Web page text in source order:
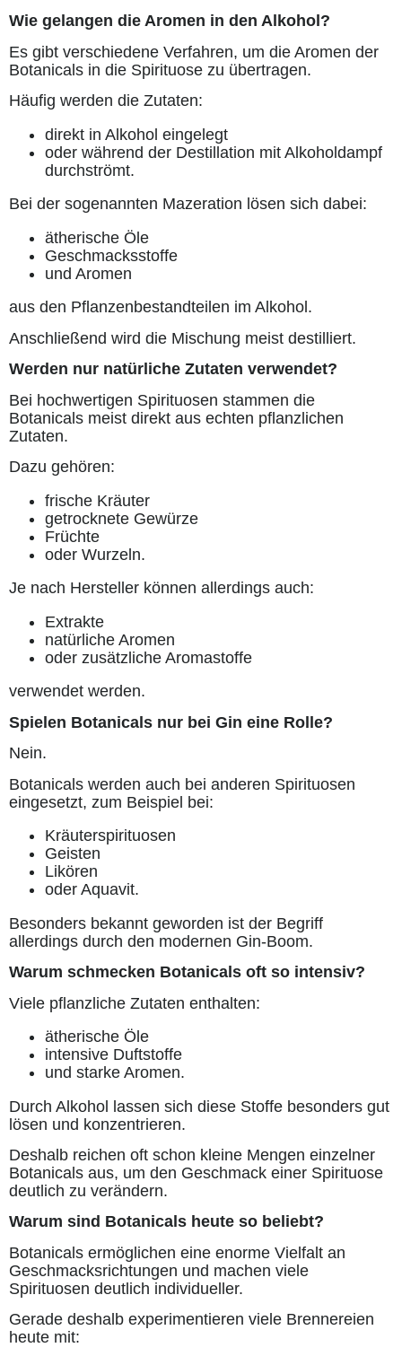
Wie gelangen die Aromen in den Alkohol?
Es gibt verschiedene Verfahren, um die Aromen der
Botanicals in die Spirituose zu übertragen.
Häufig werden die Zutaten:
direkt in Alkohol eingelegt
oder während der Destillation mit Alkoholdampf
durchströmt.
Bei der sogenannten Mazeration lösen sich dabei:
ätherische Öle
Geschmacksstoffe
und Aromen
aus den Pflanzenbestandteilen im Alkohol.
Anschließend wird die Mischung meist destilliert.
Werden nur natürliche Zutaten verwendet?
Bei hochwertigen Spirituosen stammen die
Botanicals meist direkt aus echten pflanzlichen
Zutaten.
Dazu gehören:
frische Kräuter
getrocknete Gewürze
Früchte
oder Wurzeln.
Je nach Hersteller können allerdings auch:
Extrakte
natürliche Aromen
oder zusätzliche Aromastoffe
verwendet werden.
Spielen Botanicals nur bei Gin eine Rolle?
Nein.
Botanicals werden auch bei anderen Spirituosen
eingesetzt, zum Beispiel bei:
Kräuterspirituosen
Geisten
Likören
oder Aquavit.
Besonders bekannt geworden ist der Begriff
allerdings durch den modernen Gin-Boom.
Warum schmecken Botanicals oft so intensiv?
Viele pflanzliche Zutaten enthalten:
ätherische Öle
intensive Duftstoffe
und starke Aromen.
Durch Alkohol lassen sich diese Stoffe besonders gut
lösen und konzentrieren.
Deshalb reichen oft schon kleine Mengen einzelner
Botanicals aus, um den Geschmack einer Spirituose
deutlich zu verändern.
Warum sind Botanicals heute so beliebt?
Botanicals ermöglichen eine enorme Vielfalt an
Geschmacksrichtungen und machen viele
Spirituosen deutlich individueller.
Gerade deshalb experimentieren viele Brennereien
heute mit: